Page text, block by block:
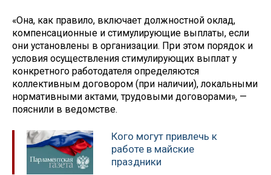
«Она, как правило, включает должностной оклад,
компенсационные и стимулирующие выплаты, если
они установлены в организации. При этом порядок и
условия осуществления стимулирующих выплат у
конкретного работодателя определяются
коллективным договором (при наличии), локальными
нормативными актами, трудовыми договорами», —
пояснили в ведомстве.
Кого могут привлечь к
работе в майские
праздники